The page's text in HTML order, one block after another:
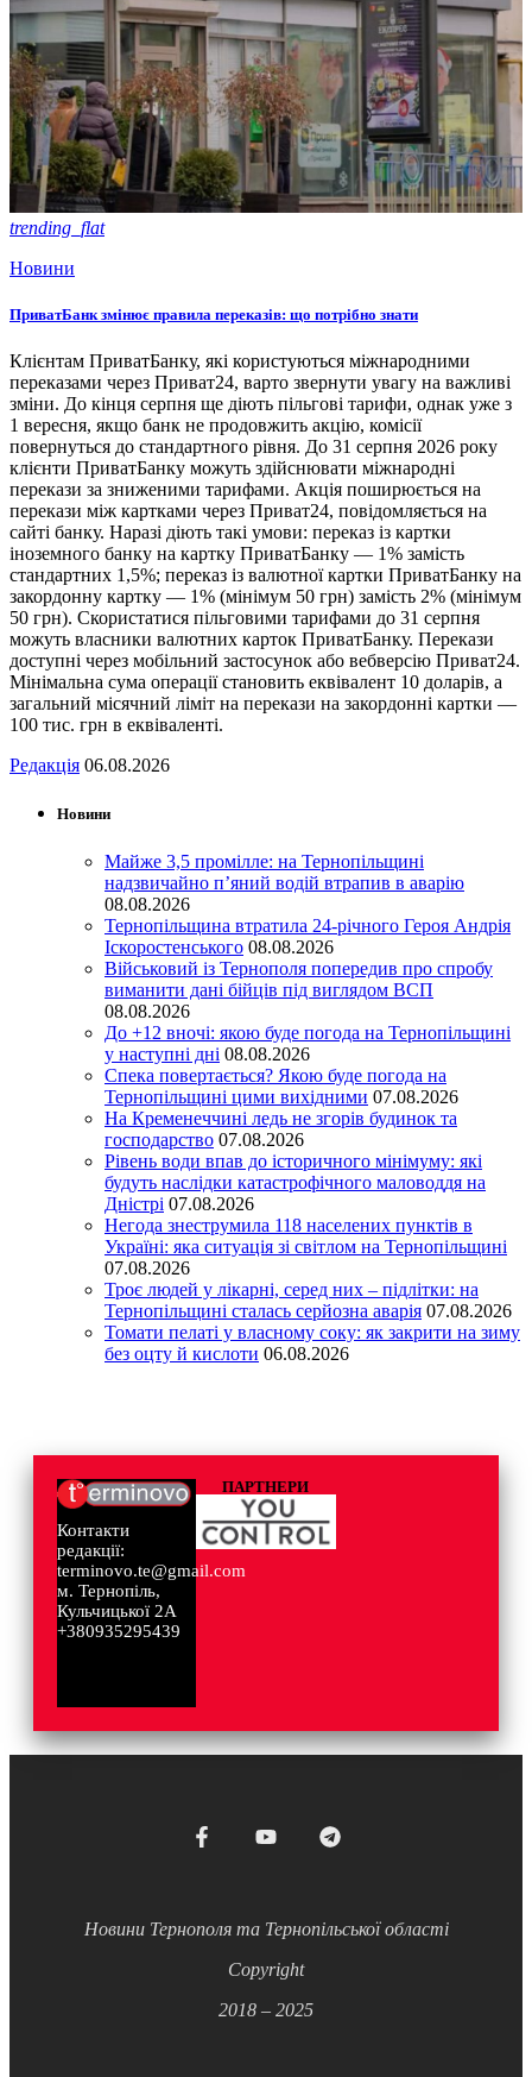
trending_flat
Новини
ПриватБанк змінює правила переказів: що потрібно знати
Клієнтам ПриватБанку, які користуються міжнародними
переказами через Приват24, варто звернути увагу на важливі
зміни. До кінця серпня ще діють пільгові тарифи, однак уже з
1 вересня, якщо банк не продовжить акцію, комісії
повернуться до стандартного рівня. До 31 серпня 2026 року
клієнти ПриватБанку можуть здійснювати міжнародні
перекази за зниженими тарифами. Акція поширюється на
перекази між картками через Приват24, повідомляється на
сайті банку. Наразі діють такі умови: переказ із картки
іноземного банку на картку ПриватБанку — 1% замість
стандартних 1,5%; переказ із валютної картки ПриватБанку на
закордонну картку — 1% (мінімум 50 грн) замість 2% (мінімум
50 грн). Скористатися пільговими тарифами до 31 серпня
можуть власники валютних карток ПриватБанку. Перекази
доступні через мобільний застосунок або вебверсію Приват24.
Мінімальна сума операції становить еквівалент 10 доларів, а
загальний місячний ліміт на перекази на закордонні картки —
100 тис. грн в еквіваленті.
Редакція 06.08.2026
Новини
Майже 3,5 промілле: на Тернопільщині
надзвичайно п’яний водій втрапив в аварію
08.08.2026
Тернопільщина втратила 24-річного Героя Андрія
Іскоростенського 08.08.2026
Військовий із Тернополя попередив про спробу
виманити дані бійців під виглядом ВСП
08.08.2026
До +12 вночі: якою буде погода на Тернопільщині
у наступні дні 08.08.2026
Спека повертається? Якою буде погода на
Тернопільщині цими вихідними 07.08.2026
На Кременеччині ледь не згорів будинок та
господарство 07.08.2026
Рівень води впав до історичного мінімуму: які
будуть наслідки катастрофічного маловоддя на
Дністрі 07.08.2026
Негода знеструмила 118 населених пунктів в
Україні: яка ситуація зі світлом на Тернопільщині
07.08.2026
Троє людей у лікарні, серед них – підлітки: на
Тернопільщині сталась серйозна аварія 07.08.2026
Томати пелаті у власному соку: як закрити на зиму
без оцту й кислоти 06.08.2026
Контакти
редакції:
terminovo.te@gmail.com
м. Тернопіль,
Кульчицької 2А
+380935295439
ПАРТНЕРИ
Новини Тернополя та Тернопільської області
Copyright
2018 – 2025